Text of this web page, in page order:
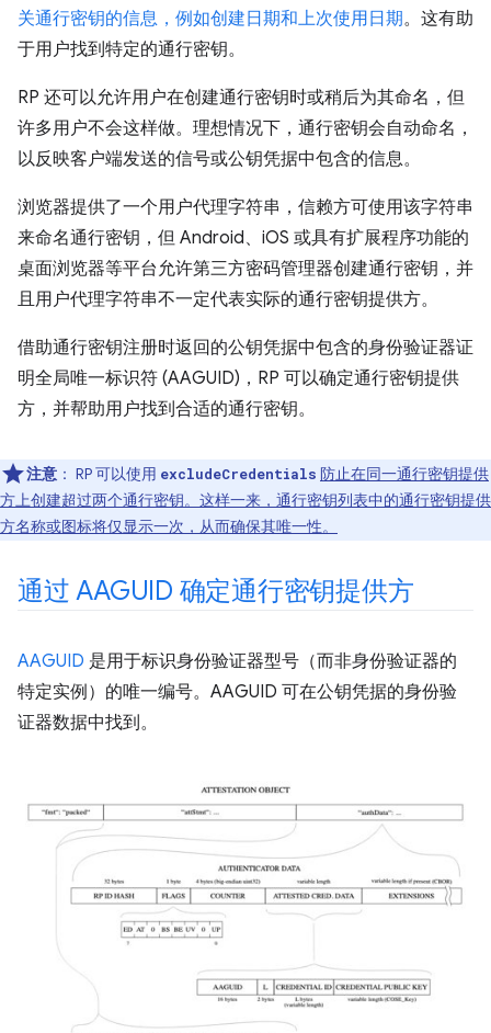
关通行密钥的信息，例如创建日期和上次使用日期。这有助
于用户找到特定的通行密钥。
RP 还可以允许用户在创建通行密钥时或稍后为其命名，但
许多用户不会这样做。理想情况下，通行密钥会自动命名，
以反映客户端发送的信号或公钥凭据中包含的信息。
浏览器提供了一个用户代理字符串，信赖方可使用该字符串
来命名通行密钥，但 Android、iOS 或具有扩展程序功能的
桌面浏览器等平台允许第三方密码管理器创建通行密钥，并
且用户代理字符串不一定代表实际的通行密钥提供方。
借助通行密钥注册时返回的公钥凭据中包含的身份验证器证
明全局唯一标识符 (AAGUID)，RP 可以确定通行密钥提供
方，并帮助用户找到合适的通行密钥。
注意 ： RP 可以使用 excludeCredentials 防止在同一通行密钥提供
方上创建超过两个通行密钥。这样一来，通行密钥列表中的通行密钥提供
方名称或图标将仅显示一次，从而确保其唯一性。
通过 AAGUID 确定通行密钥提供方
AAGUID 是用于标识身份验证器型号（而非身份验证器的
特定实例）的唯一编号。AAGUID 可在公钥凭据的身份验
证器数据中找到。